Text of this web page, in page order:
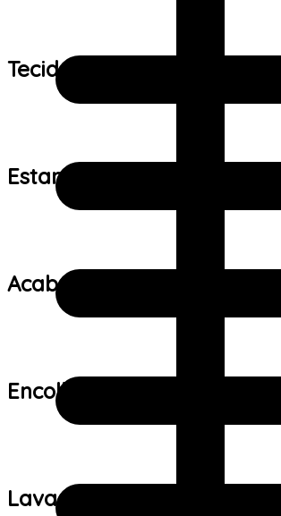
Tecido:
Estampa:
Acabamento:
Encolhimento:
Lavagem: